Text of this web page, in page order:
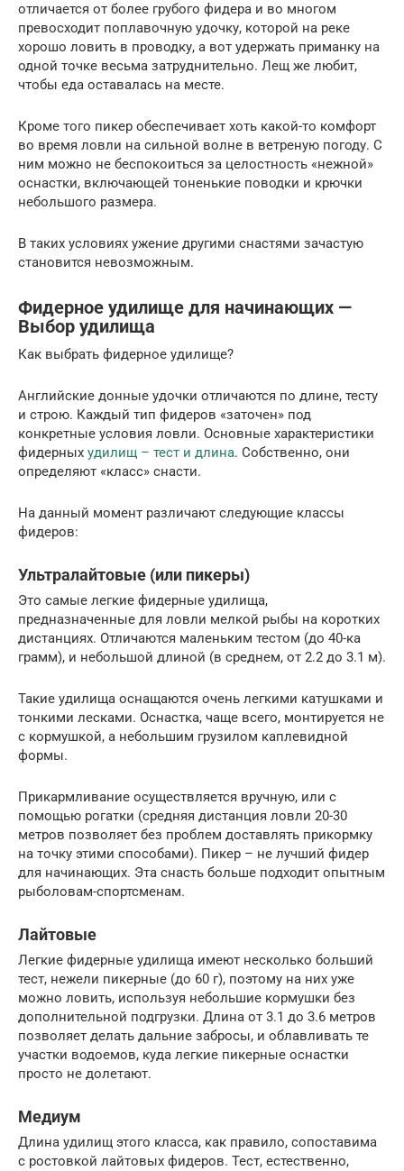
отличается от более грубого фидера и во многом
превосходит поплавочную удочку, которой на реке
хорошо ловить в проводку, а вот удержать приманку на
одной точке весьма затруднительно. Лещ же любит,
чтобы еда оставалась на месте.
Кроме того пикер обеспечивает хоть какой-то комфорт
во время ловли на сильной волне в ветреную погоду. С
ним можно не беспокоиться за целостность «нежной»
оснастки, включающей тоненькие поводки и крючки
небольшого размера.
В таких условиях ужение другими снастями зачастую
становится невозможным.
Фидерное удилище для начинающих —
Выбор удилища
Как выбрать фидерное удилище?
Английские донные удочки отличаются по длине, тесту
и строю. Каждый тип фидеров «заточен» под
конкретные условия ловли. Основные характеристики
фидерных удилищ – тест и длина. Собственно, они
определяют «класс» снасти.
На данный момент различают следующие классы
фидеров:
Ультралайтовые (или пикеры)
Это самые легкие фидерные удилища,
предназначенные для ловли мелкой рыбы на коротких
дистанциях. Отличаются маленьким тестом (до 40-ка
грамм), и небольшой длиной (в среднем, от 2.2 до 3.1 м).
Такие удилища оснащаются очень легкими катушками и
тонкими лесками. Оснастка, чаще всего, монтируется не
с кормушкой, а небольшим грузилом каплевидной
формы.
Прикармливание осуществляется вручную, или с
помощью рогатки (средняя дистанция ловли 20-30
метров позволяет без проблем доставлять прикормку
на точку этими способами). Пикер – не лучший фидер
для начинающих. Эта снасть больше подходит опытным
рыболовам-спортсменам.
Лайтовые
Легкие фидерные удилища имеют несколько больший
тест, нежели пикерные (до 60 г), поэтому на них уже
можно ловить, используя небольшие кормушки без
дополнительной подгрузки. Длина от 3.1 до 3.6 метров
позволяет делать дальние забросы, и облавливать те
участки водоемов, куда легкие пикерные оснастки
просто не долетают.
Медиум
Длина удилищ этого класса, как правило, сопоставима
с ростовкой лайтовых фидеров. Тест, естественно,